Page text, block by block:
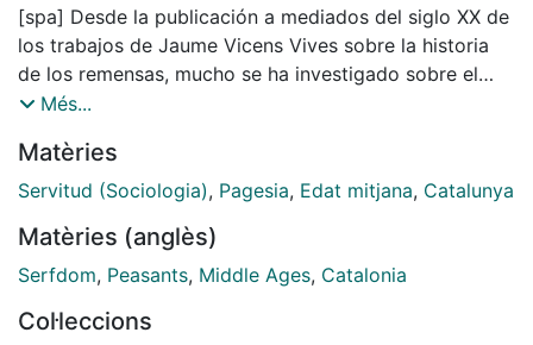
[spa] Desde la publicación a mediados del siglo XX de
los trabajos de Jaume Vicens Vives sobre la historia
de los remensas, mucho se ha investigado sobre el
tema. En este artículo se analizan las nuevas
investigados sobre el campesinado servil catalán en la
Baja Edad Media.
Vives published his fundamental works on the history
of the remensas. Since then, much has been
new contributions and summarize the principal topics
Més...
Matèries
Servitud (Sociologia), Pagesia, Edat mitjana, Catalunya
Matèries (anglès)
Serfdom, Peasants, Middle Ages, Catalonia
Col·leccions